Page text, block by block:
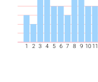
1 2 3 4 5 6 7 8 9 10 11